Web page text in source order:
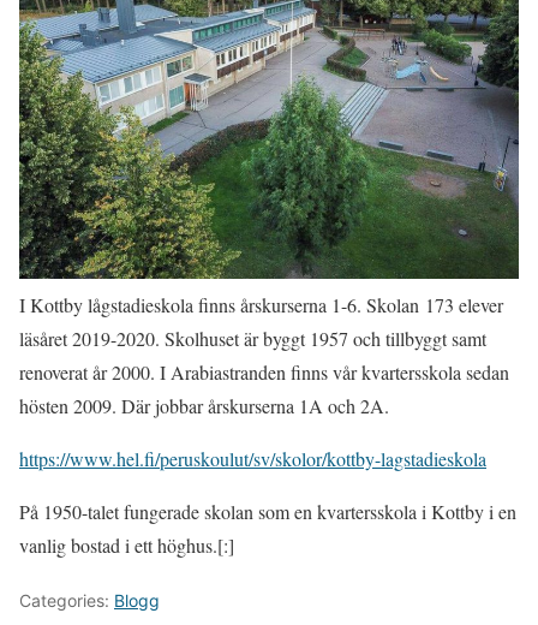
I Kottby lågstadieskola finns årskurserna 1-6. Skolan 173 elever
läsåret 2019-2020. Skolhuset är byggt 1957 och tillbyggt samt
renoverat år 2000. I Arabiastranden finns vår kvartersskola sedan
hösten 2009. Där jobbar årskurserna 1A och 2A.
https://www.hel.fi/peruskoulut/sv/skolor/kottby-lagstadieskola
På 1950-talet fungerade skolan som en kvartersskola i Kottby i en
vanlig bostad i ett höghus.[:]
Categories: Blogg